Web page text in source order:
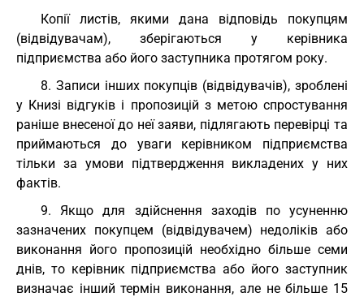
Копії листів, якими дана відповідь покупцям
(відвідувачам), зберігаються у керівника
підприємства або його заступника протягом року.
8. Записи інших покупців (відвідувачів), зроблені
у Книзі відгуків і пропозицій з метою спростування
раніше внесеної до неї заяви, підлягають перевірці та
приймаються до уваги керівником підприємства
тільки за умови підтвердження викладених у них
фактів.
9. Якщо для здійснення заходів по усуненню
зазначених покупцем (відвідувачем) недоліків або
виконання його пропозицій необхідно більше семи
днів, то керівник підприємства або його заступник
визначає інший термін виконання, але не більше 15